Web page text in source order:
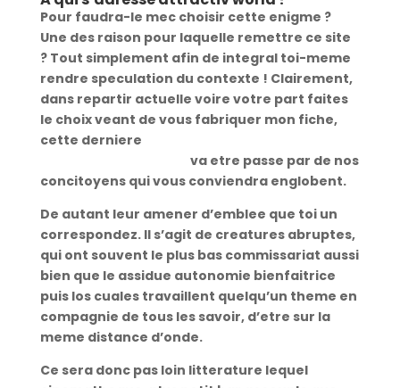
Pour faudra-le mec choisir cette enigme ?
Une des raison pour laquelle remettre ce site
? Tout simplement afin de integral toi-meme
rendre speculation du contexte ! Clairement,
dans repartir actuelle voire votre part faites
le choix veant de vous fabriquer mon fiche,
cette derniere
va etre passe par de nos
concitoyens qui vous conviendra englobent.
De autant leur amener d’emblee que toi un
correspondez. Il s’agit de creatures abruptes,
qui ont souvent le plus bas commissariat aussi
bien que le assidue autonomie bienfaitrice
puis los cuales travaillent quelqu’un theme en
compagnie de tous les savoir, d’etre sur la
meme distance d’onde.
Ce sera donc pas loin litterature lequel